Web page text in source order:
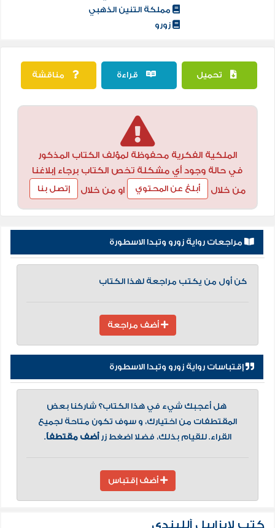
مملكة التنين الذهبي
زورو
تحميل قراءة مناقشة
الملكية الفكرية محفوظة لمؤلف الكتاب المذكور
في حالة وجود أي مشكلة تخص الكتاب برجاء إبلاغنا
من خلال
أبلغ عن المحتوي او من خلال إتصل بنا
مراجعات رواية زورو وتبدا الاسطورة
كن أول من يكتب مراجعة لهذا الكتاب
أضف مراجعة
إقتباسات رواية زورو وتبدا الاسطورة
هل أعجبك شيء في هذا الكتاب؟ شاركنا بعض
المقتطفات من اختيارك، و سوف تكون متاحة لجميع
القراء. للقيام بذلك، فضلا اضغط زرأضف مقتطفاً.
أضف إقتباس